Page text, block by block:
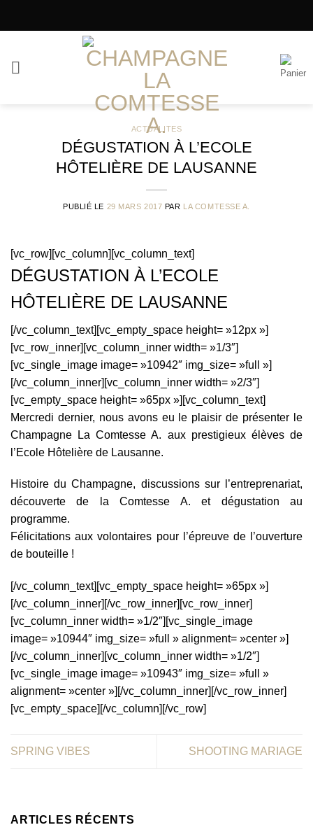
ARTICLES RÉCENTS
ACTUALITES
DÉGUSTATION À L’ECOLE
HÔTELIÈRE DE LAUSANNE
PUBLIÉ LE 29 MARS 2017 PAR LA COMTESSE A.
[vc_row][vc_column][vc_column_text]
DÉGUSTATION À L’ECOLE
HÔTELIÈRE DE LAUSANNE
[/vc_column_text][vc_empty_space height= »12px »]
[vc_row_inner][vc_column_inner width= »1/3″]
[vc_single_image image= »10942″ img_size= »full »]
[/vc_column_inner][vc_column_inner width= »2/3″]
[vc_empty_space height= »65px »][vc_column_text]
Mercredi dernier, nous avons eu le plaisir de présenter le
Champagne La Comtesse A. aux prestigieux élèves de
l’Ecole Hôtelière de Lausanne.
Histoire du Champagne, discussions sur l’entreprenariat,
découverte de la Comtesse A. et dégustation au
programme.
Félicitations aux volontaires pour l’épreuve de l’ouverture
de bouteille !
[/vc_column_text][vc_empty_space height= »65px »]
[/vc_column_inner][/vc_row_inner][vc_row_inner]
[vc_column_inner width= »1/2″][vc_single_image
image= »10944″ img_size= »full » alignment= »center »]
[/vc_column_inner][vc_column_inner width= »1/2″]
[vc_single_image image= »10943″ img_size= »full »
alignment= »center »][/vc_column_inner][/vc_row_inner]
[vc_empty_space][/vc_column][/vc_row]
SPRING VIBES SHOOTING MARIAGE